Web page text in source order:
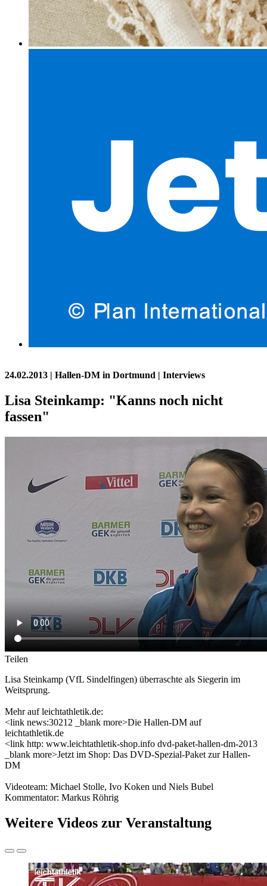
24.02.2013 | Hallen-DM in Dortmund | Interviews
Lisa Steinkamp: "Kanns noch nicht
fassen"
Teilen
Lisa Steinkamp (VfL Sindelfingen) überraschte als Siegerin im
Weitsprung.
Mehr auf leichtathletik.de:
<link news:30212 _blank more>Die Hallen-DM auf
leichtathletik.de
<link http: www.leichtathletik-shop.info dvd-paket-hallen-dm-2013
_blank more>Jetzt im Shop: Das DVD-Spezial-Paket zur Hallen-
DM
Videoteam: Michael Stolle, Ivo Koken und Niels Bubel
Kommentator: Markus Röhrig
Weitere Videos zur Veranstaltung